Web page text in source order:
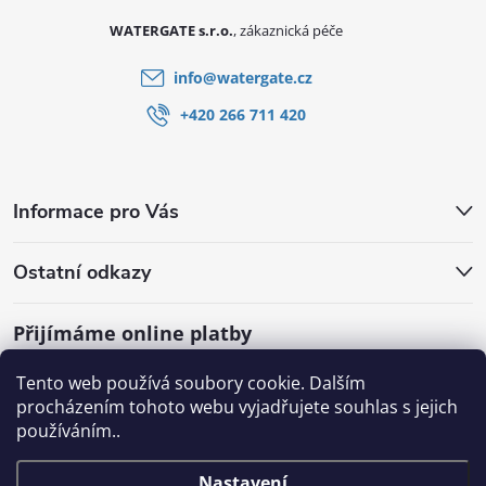
Tento web používá soubory cookie. Dalším
procházením tohoto webu vyjadřujete souhlas s jejich
používáním..
Informace pro Vás
Ostatní odkazy
Přijímáme online platby
WATERGATE s.r.o.
info@watergate.cz
+420 266 711 420